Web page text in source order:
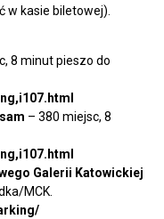
w kasie biletowej).
8 minut pieszo do
– 380 miejsc, 8
Galerii Katowickiej
MCK.